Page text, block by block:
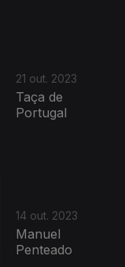
21 out. 2023
Taça de
Portugal
14 out. 2023
Manuel
Penteado